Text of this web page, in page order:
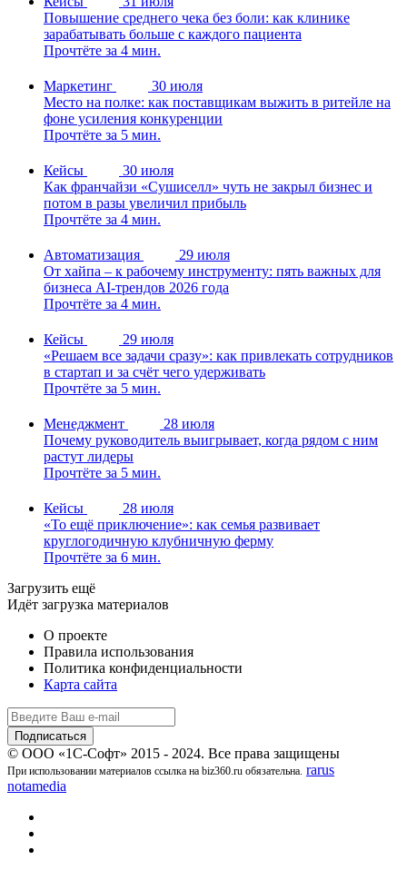
Повышение среднего чека без боли: как клинике
зарабатывать больше с каждого пациента
Прочтёте за 4 мин.
Маркетинг
30 июля
Место на полке: как поставщикам выжить в ритейле на
фоне усиления конкуренции
Прочтёте за 5 мин.
Кейсы
30 июля
Как франчайзи «Сушиселл» чуть не закрыл бизнес и
потом в разы увеличил прибыль
Прочтёте за 4 мин.
Автоматизация
29 июля
От хайпа – к рабочему инструменту: пять важных для
бизнеса AI-трендов 2026 года
Прочтёте за 4 мин.
Кейсы
29 июля
«Решаем все задачи сразу»: как привлекать сотрудников
в стартап и за счёт чего удерживать
Прочтёте за 5 мин.
Менеджмент
28 июля
Почему руководитель выигрывает, когда рядом с ним
растут лидеры
Прочтёте за 5 мин.
Кейсы
28 июля
«То ещё приключение»: как семья развивает
круглогодичную клубничную ферму
Прочтёте за 6 мин.
Загрузить ещё
Идёт загрузка материалов
О проекте
Правила использования
Политика конфиденциальности
Карта сайта
© ООО «1С-Софт» 2015 - 2024. Все права защищены
При использовании материалов ссылка на biz360.ru обязательна. rarus
notamedia